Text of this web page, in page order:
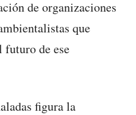
de organizaciones
que
futuro de ese
figura la